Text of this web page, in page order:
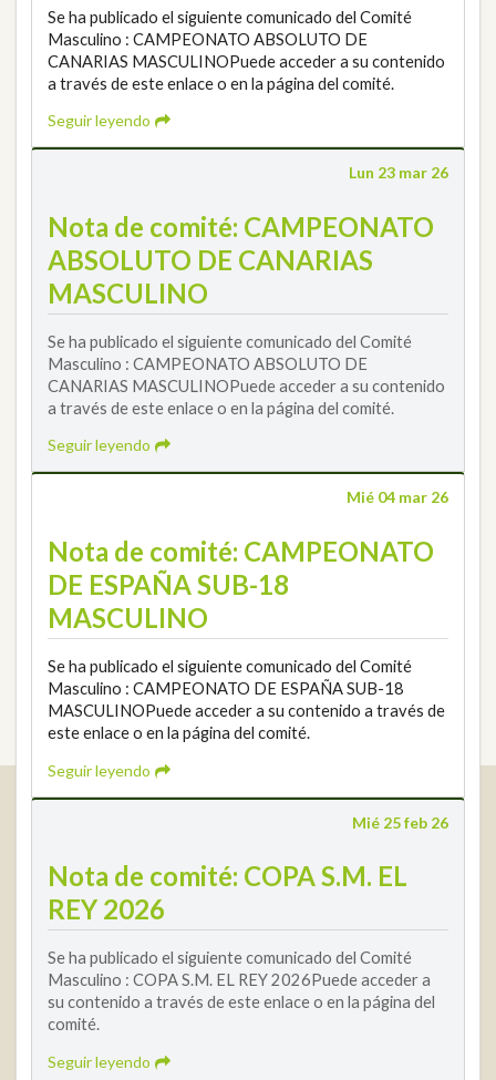
Se ha publicado el siguiente comunicado del Comité
Masculino : CAMPEONATO ABSOLUTO DE
CANARIAS MASCULINOPuede acceder a su contenido
a través de este enlace o en la página del comité.
Seguir leyendo
Lun 23 mar 26
Nota de comité: CAMPEONATO
ABSOLUTO DE CANARIAS
MASCULINO
Se ha publicado el siguiente comunicado del Comité
Masculino : CAMPEONATO ABSOLUTO DE
CANARIAS MASCULINOPuede acceder a su contenido
a través de este enlace o en la página del comité.
Seguir leyendo
Mié 04 mar 26
Nota de comité: CAMPEONATO
DE ESPAÑA SUB-18
MASCULINO
Se ha publicado el siguiente comunicado del Comité
Masculino : CAMPEONATO DE ESPAÑA SUB-18
MASCULINOPuede acceder a su contenido a través de
este enlace o en la página del comité.
Seguir leyendo
Mié 25 feb 26
Nota de comité: COPA S.M. EL
REY 2026
Se ha publicado el siguiente comunicado del Comité
Masculino : COPA S.M. EL REY 2026Puede acceder a
su contenido a través de este enlace o en la página del
comité.
Seguir leyendo
Calle Enlace, 9. 29016 Málaga, España
+34 952 225 590
info@rfga.org